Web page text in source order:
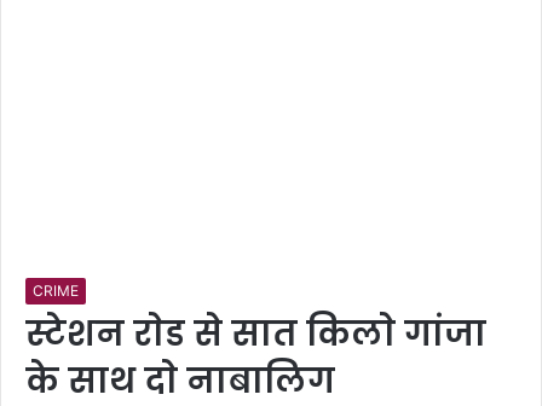
CRIME
स्टेशन राेड से सात किलाे गांजा
के साथ दाे नाबालिग